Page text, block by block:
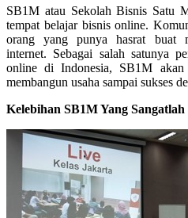
SB1M atau Sekolah Bisnis Satu
tempat belajar bisnis online.
orang yang punya hasrat buat
internet. Sebagai salah satunya
online di Indonesia, SB1M akan
membangun usaha sampai sukses
Kelebihan SB1M Yang